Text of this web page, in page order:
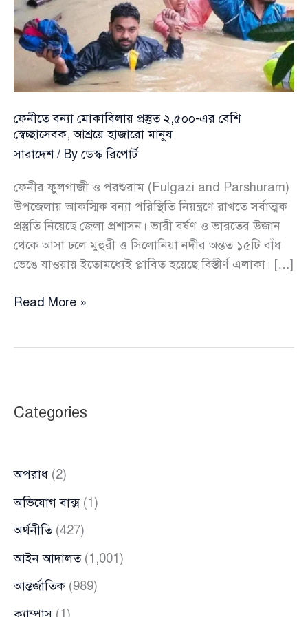
ফেনীতে বন্যা মোকাবিলায় প্রস্তুত ২,৫০০-এর বেশি
স্বেচ্ছাসেবক, আশ্রয়ে হাজারো মানুষ
সারাদেশ/ By ডেস্ক রিপোর্ট
ফেনীর ফুলগাজী ও পরশুরাম (Fulgazi and Parshuram)
উপজেলায় আকস্মিক বন্যা পরিস্থিতি নিয়ন্ত্রণে রাখতে সর্বাত্মক
প্রস্তুতি নিয়েছে জেলা প্রশাসন। ভারী বর্ষণ ও ভারতের উজান
থেকে আসা ঢলে মুহুরী ও সিলোনিয়া নদীর অন্তত ১৫টি বাঁধ
ভেঙে যাওয়ায় ইতোমধ্যেই প্লাবিত হয়েছে বিস্তীর্ণ এলাকা। […]
ফেনীতে
বেশি
হাজারো
মানুষ
Read More »
Categories
অপরাধ (2)
অভিযোগ বাক্স(1)
অর্থনীতি(427)
আইন আদালত(1,001)
আন্তর্জাতিক (989)
ক্যাম্পাস(1)